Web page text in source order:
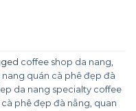
coffee shop da nang,
quán cà phê đẹp đà
da nang specialty coffee
cà phê đẹp đà nẵng, quan